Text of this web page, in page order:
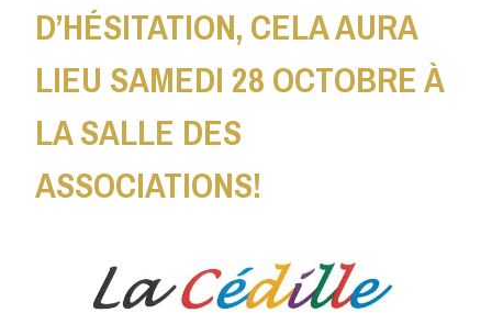
D’HÉSITATION, CELA AURA
LIEU SAMEDI 28 OCTOBRE À
LA SALLE DES
ASSOCIATIONS!